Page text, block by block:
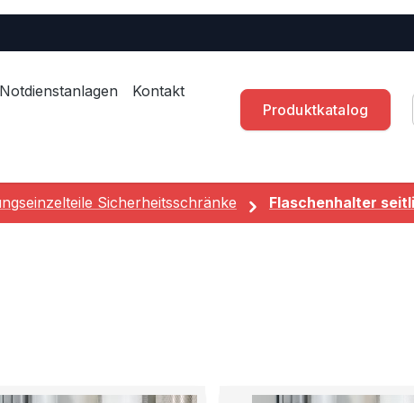
Notdienstanlagen Kontakt
Produktkatalog
Sicherheitsschränke Flaschenhalter